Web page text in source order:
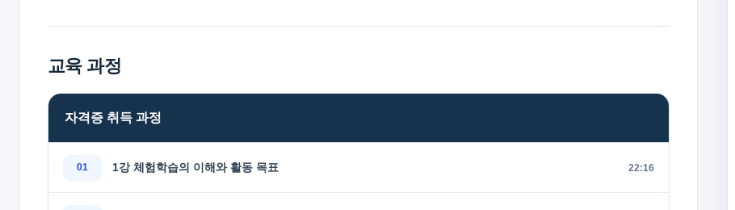
교육 과정
자격증 취득 과정
1강 체험학습의 이해와 활동 목표 22:16